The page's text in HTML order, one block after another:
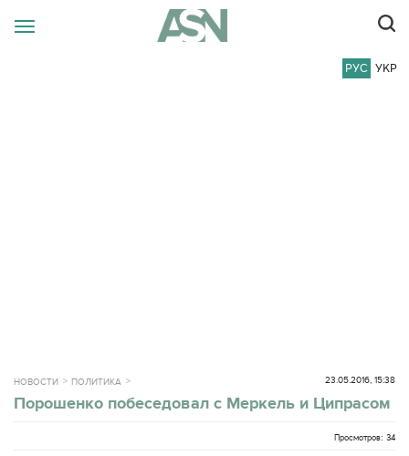
РУС УКР
НОВОСТИ ПОЛИТИКА 23.05.2016, 15:38
Порошенко побеседовал с Меркель и Ципрасом
Просмотров: 34